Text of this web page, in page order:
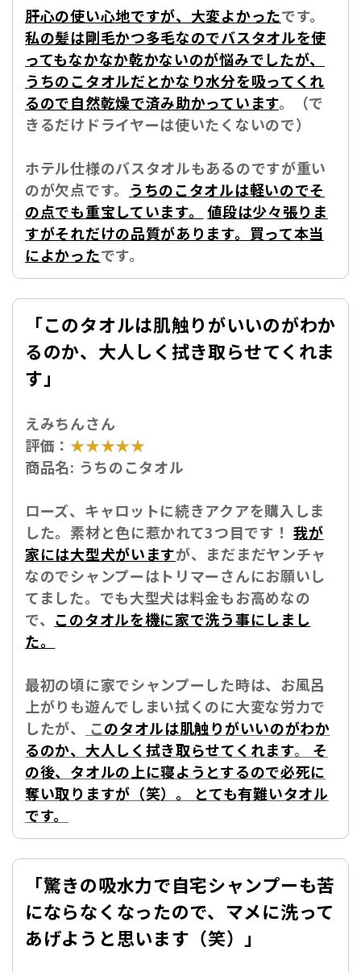
肝心の使い心地ですが、大変よかったです。
私の髪は剛毛かつ多毛なのでバスタオルを使
ってもなかなか乾かないのが悩みでしたが、
うちのこタオルだとかなり水分を吸ってくれ
るので自然乾燥で済み助かっています。（で
きるだけドライヤーは使いたくないので）
ホテル仕様のバスタオルもあるのですが重い
のが欠点です。 うちのこタオルは軽いのでそ
の点でも重宝しています。
値段は少々張りま
すがそれだけの品質があります。買って本当
によかったです。
「このタオルは肌触りがいいのがわか
るのか、大人しく拭き取らせてくれま
す」
えみちんさん
評価： ★★★★★
商品名: うちのこタオル
ローズ、キャロットに続きアクアを購入しま
した。素材と色に惹かれて3つ目です！我が
家には大型犬がいますが、まだまだヤンチャ
なのでシャンプーはトリマーさんにお願いし
てました。でも大型犬は料金もお高めなの
で、 このタオルを機に家で洗う事にしまし
た。
最初の頃に家でシャンプーした時は、お風呂
上がりも遊んでしまい拭くのに大変な労力で
したが、
このタオルは肌触りがいいのがわか
るのか、大人しく拭き取らせてくれます。 そ
の後、タオルの上に寝ようとするので必死に
奪い取りますが（笑）。 とても有難いタオル
です。
「驚きの吸水力で自宅シャンプーも苦
にならなくなったので、マメに洗って
あげようと思います（笑）」